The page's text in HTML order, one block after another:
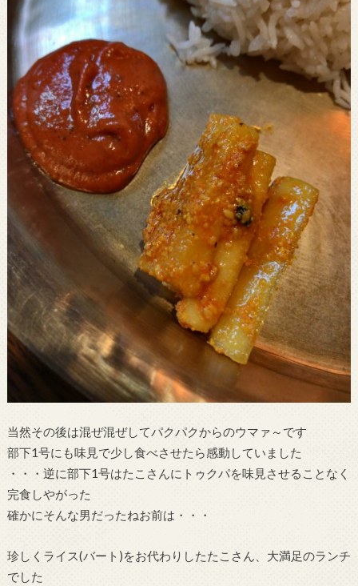
当然その後は混ぜ混ぜしてパクパクからのウマァ～です
部下1号にも味見で少し食べさせたら感動していました
・・・逆に部下1号はたこさんにトゥクパを味見させることなく
完食しやがった
確かにそんな男だったねお前は・・・
珍しくライス(バート)をお代わりしたたこさん、大満足のランチ
でした